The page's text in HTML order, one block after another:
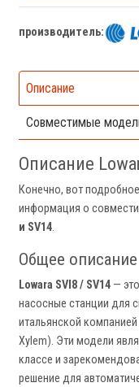
производитель:
Описание
Совместимые
Описание
Конечно, вот
информация о
и SV14.
Общее описание
Lowara SVI8 / SV14 —
насосные станции для
итальянской
Xylem). Эти модели
классе и
решение для